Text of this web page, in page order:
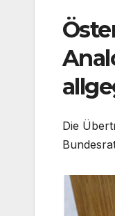
Die